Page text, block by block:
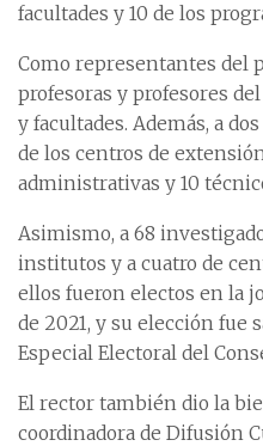
facultades y 10 de los
Como representantes del
profesoras y profesores
y facultades. Además, a
de los centros de
administrativas y 10
Asimismo, a 68
institutos y a cuatro de
ellos fueron electos en la
de 2021, y su elección fue
Especial Electoral del
El rector también dio la
coordinadora de Difusión